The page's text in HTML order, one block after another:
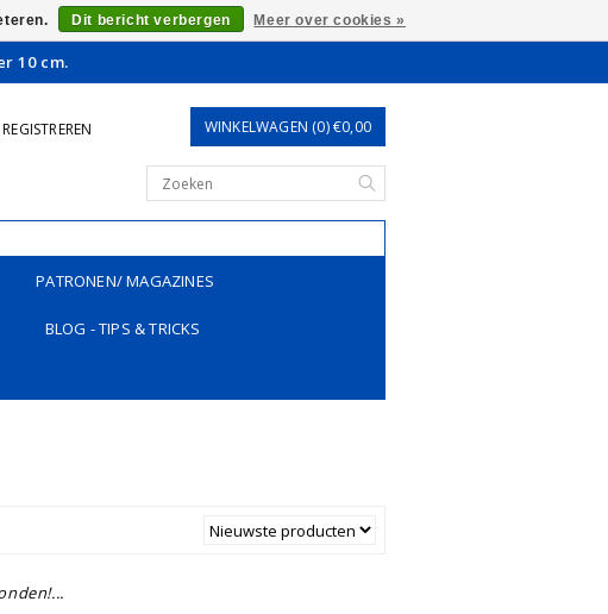
10 cm.
WINKELWAGEN (0) €0,00
PATRONEN/ MAGAZINES
BLOG - TIPS & TRICKS
Dit bericht verbergen Meer over cookies »